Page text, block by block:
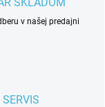
SKLADOM
v našej predajni
SERVIS